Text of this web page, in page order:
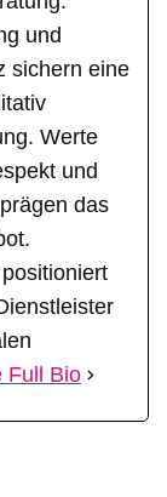
und
sichern eine
Werte
und
das
Full Bio